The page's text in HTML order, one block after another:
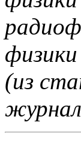
физики
(из